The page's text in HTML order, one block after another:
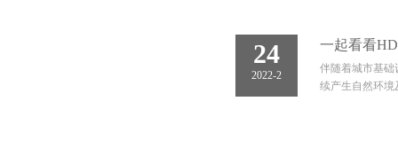
24
2022-2
一起看看
伴随着城市基础
续产生自然环境